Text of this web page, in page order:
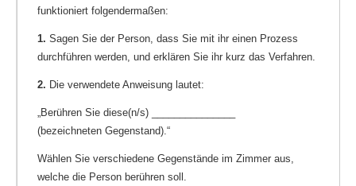
funktioniert folgendermaßen:
1. Sagen Sie der Person, dass Sie mit ihr einen Prozess
durchführen werden, und erklären Sie ihr kurz das Verfahren.
2. Die verwendete Anweisung lautet:
„Berühren Sie diese(n/s) _______________
(bezeichneten Gegenstand).“
Wählen Sie verschiedene Gegenstände im Zimmer aus,
welche die Person berühren soll.